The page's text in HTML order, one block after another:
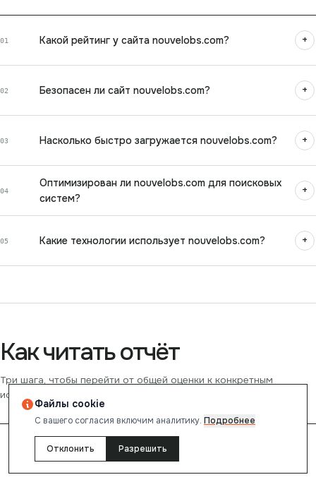
01 Какой рейтинг у сайта nouvelobs.com? +
02 Безопасен ли сайт nouvelobs.com? +
03 Насколько быстро загружается nouvelobs.com? +
04
Оптимизирован ли nouvelobs.com для поисковых
систем?
+
05 Какие технологии использует nouvelobs.com? +
Как читать отчёт
Три шага, чтобы перейти от общей оценки к конкретным
исправлениям.
Файлы cookie
С вашего согласия включим аналитику. Подробнее
Отклонить Разрешить